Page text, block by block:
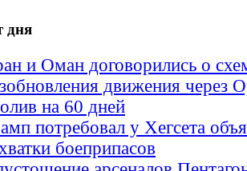
дня
и Оман договорились о
движения через
на 60 дней
потребовал у Хегсета
боеприпасов